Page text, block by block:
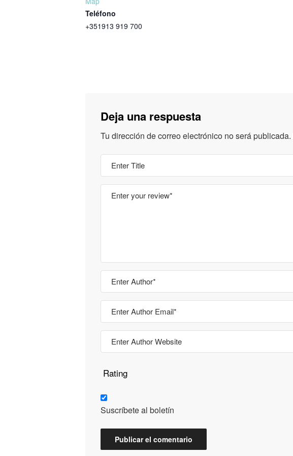
Teléfono
+351913 919 700
Deja una respuesta
Tu dirección de correo electrónico no será publicada.
Rating
Suscríbete al boletín